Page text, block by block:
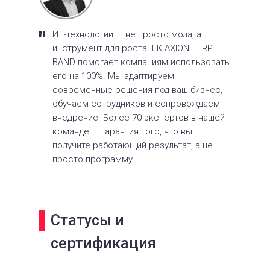
ИТ-технологии — не просто мода, а
инструмент для роста. ГК AXIONT ERP
BAND помогает компаниям использовать
его на 100%. Мы адаптируем
современные решения под ваш бизнес,
обучаем сотрудников и сопровождаем
внедрение. Более 70 экспертов в нашей
команде — гарантия того, что вы
получите работающий результат, а не
просто программу.
"
Статусы и
сертификация